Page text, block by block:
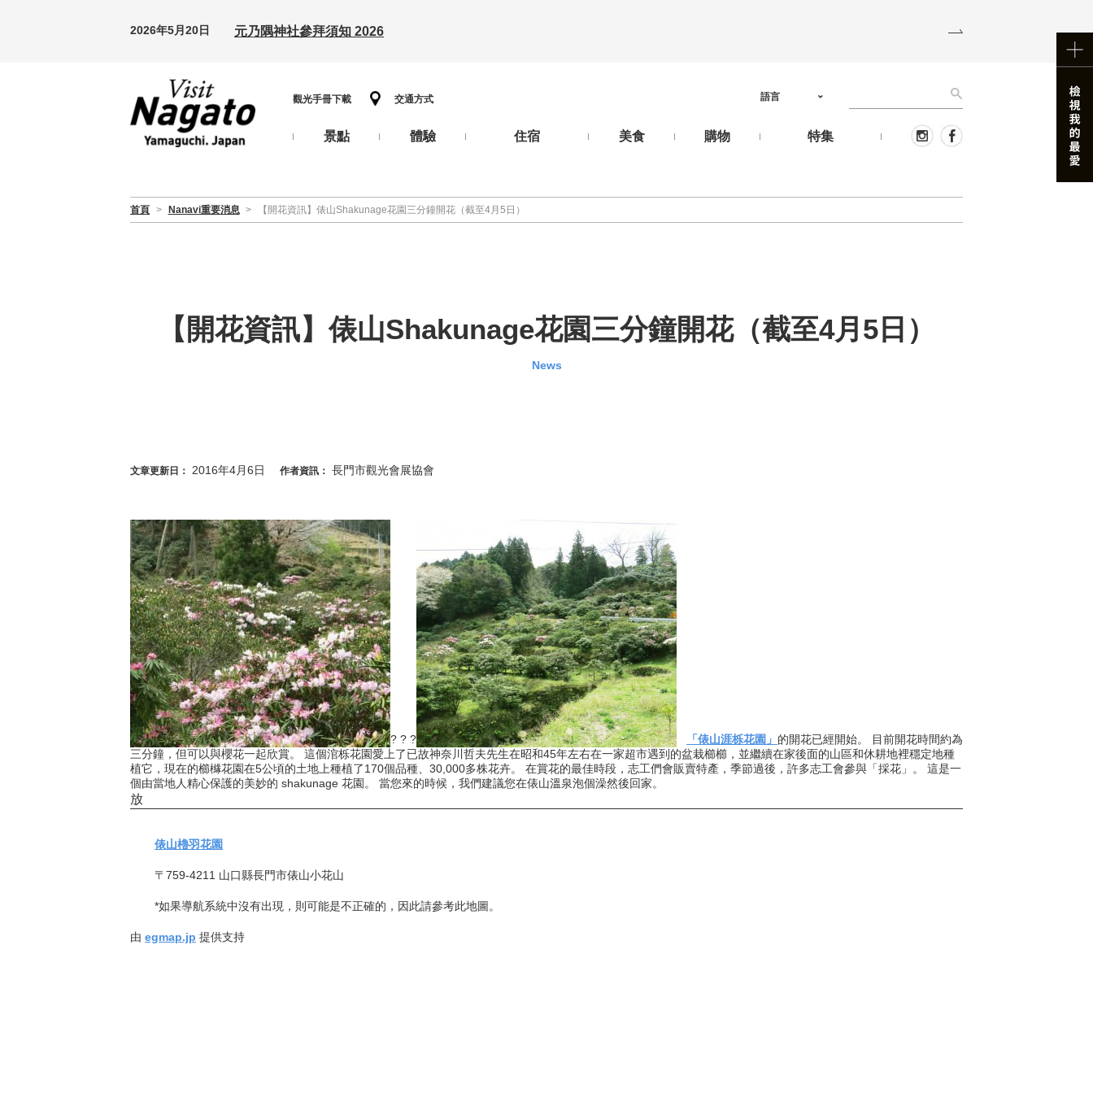
2026年5月20日 元乃隅神社參拜須知 2026
觀光手冊下載 交通方式
景點 體驗 住宿 美食 購物 特集
語言
首頁 > Nanavi重要消息 > 【開花資訊】俵山Shakunage花園三分鐘開花（截至4月5日）
【開花資訊】俵山Shakunage花園三分鐘開花（截至4月5日）
News
文章更新日： 2016年4月6日 作者資訊： 長門市觀光會展協會
? ? ? 「俵山涯栎花園」 的開花已經開始。 目前開花時間約為
三分鐘，但可以與櫻花一起欣賞。 這個涫栎花園愛上了已故神奈川哲夫先生在昭和45年左右在一家超市遇到的盆栽櫛櫛，並繼續在家後面的山區和休耕地裡穩定地種
植它，現在的櫛櫞花園在5公頃的土地上種植了170個品種、30,000多株花卉。 在賞花的最佳時段，志工們會販賣特產，季節過後，許多志工會參與「採花」。 這是一
個由當地人精心保護的美妙的 shakunage 花園。 當您來的時候，我們建議您在俵山溫泉泡個澡然後回家。
放
俵山櫓羽花園
〒759-4211 山口縣長門市俵山小花山
*如果導航系統中沒有出現，則可能是不正確的，因此請參考此地圖。
由 egmap.jp 提供支持